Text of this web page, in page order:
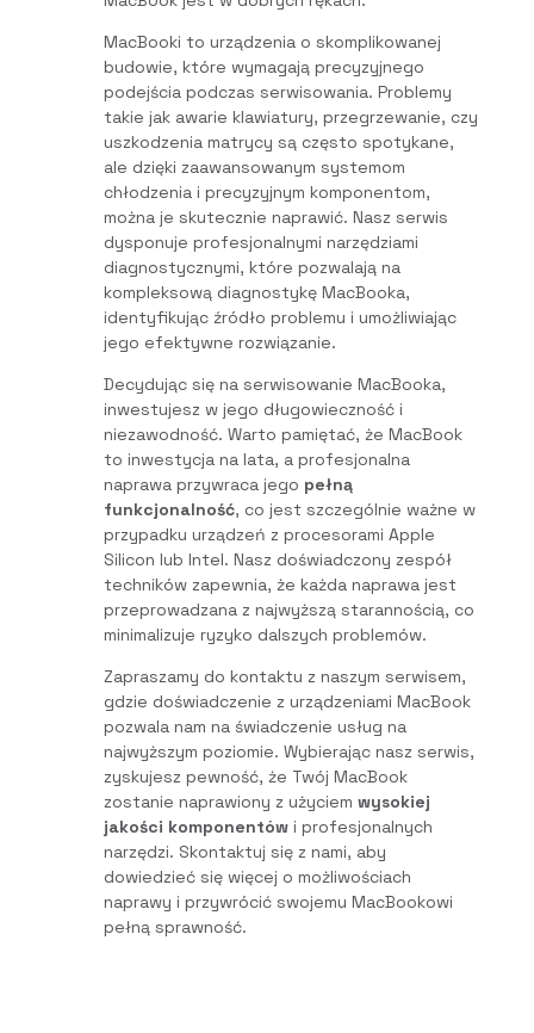
MacBooki to urządzenia o skomplikowanej
budowie, które wymagają precyzyjnego
podejścia podczas serwisowania. Problemy
takie jak awarie klawiatury, przegrzewanie, czy
uszkodzenia matrycy są często spotykane,
ale dzięki zaawansowanym systemom
chłodzenia i precyzyjnym komponentom,
można je skutecznie naprawić. Nasz serwis
dysponuje profesjonalnymi narzędziami
diagnostycznymi, które pozwalają na
kompleksową diagnostykę MacBooka,
identyfikując źródło problemu i umożliwiając
jego efektywne rozwiązanie.
Decydując się na serwisowanie MacBooka,
inwestujesz w jego długowieczność i
niezawodność. Warto pamiętać, że MacBook
to inwestycja na lata, a profesjonalna
naprawa przywraca jego pełną
funkcjonalność, co jest szczególnie ważne w
przypadku urządzeń z procesorami Apple
Silicon lub Intel. Nasz doświadczony zespół
techników zapewnia, że każda naprawa jest
przeprowadzana z najwyższą starannością, co
minimalizuje ryzyko dalszych problemów.
Zapraszamy do kontaktu z naszym serwisem,
gdzie doświadczenie z urządzeniami MacBook
pozwala nam na świadczenie usług na
najwyższym poziomie. Wybierając nasz serwis,
zyskujesz pewność, że Twój MacBook
zostanie naprawiony z użyciem wysokiej
jakości komponentów i profesjonalnych
narzędzi. Skontaktuj się z nami, aby
dowiedzieć się więcej o możliwościach
naprawy i przywrócić swojemu MacBookowi
pełną sprawność.